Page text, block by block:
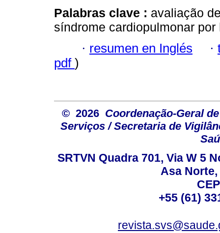
Palabras clave : avaliação
síndrome cardiopulmonar
· resumen en Inglés ·
pdf )
© 2026 Coordenação-Geral
Serviços / Secretaria de
SRTVN Quadra 701, Via W 5
Asa
+55 (61)